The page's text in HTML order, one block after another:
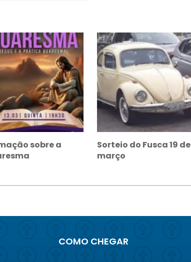
sobre a
Sorteio do Fusca 19 de
março
COMO CHEGAR